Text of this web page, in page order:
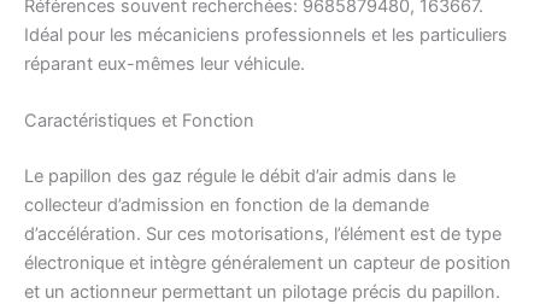
Références souvent recherchées: 9685879480, 163667.
Idéal pour les mécaniciens professionnels et les particuliers
réparant eux-mêmes leur véhicule.
Caractéristiques et Fonction
Le papillon des gaz régule le débit d’air admis dans le
collecteur d’admission en fonction de la demande
d’accélération. Sur ces motorisations, l’élément est de type
électronique et intègre généralement un capteur de position
et un actionneur permettant un pilotage précis du papillon.